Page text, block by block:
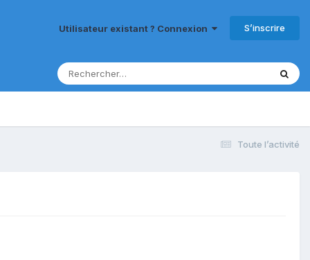
Utilisateur existant ? Connexion S’inscrire
Toute l’activité